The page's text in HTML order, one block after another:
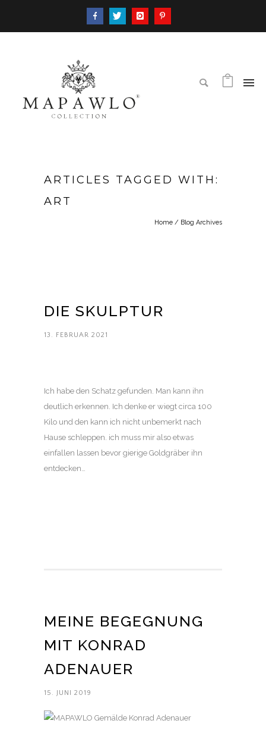
ARTICLES TAGGED WITH:
ART
Home / Blog Archives
DIE SKULPTUR
13. FEBRUAR 2021
Ich habe den Schatz gefunden. Man kann ihn
deutlich erkennen. Ich denke er wiegt circa 100
Kilo und den kann ich nicht unbemerkt nach
Hause schleppen. ich muss mir also etwas
einfallen lassen bevor gierige Goldgräber ihn
entdecken…
MEINE BEGEGNUNG
MIT KONRAD
ADENAUER
15. JUNI 2019